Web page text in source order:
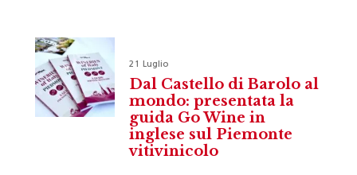
21 Luglio
Dal Castello di Barolo al
mondo: presentata la
guida Go Wine in
inglese sul Piemonte
vitivinicolo